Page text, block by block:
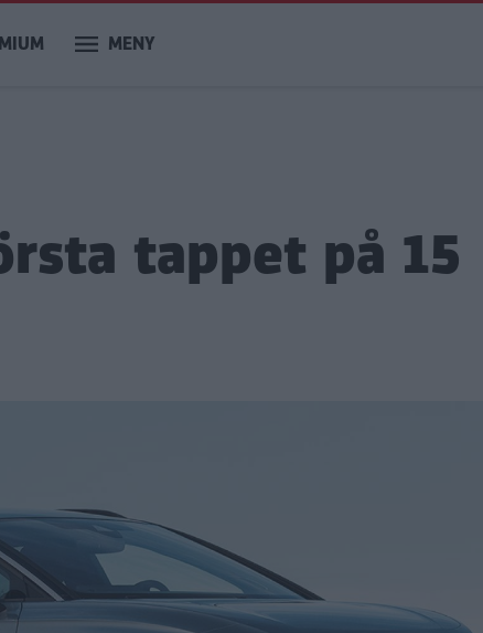
MENY
tappet på 15